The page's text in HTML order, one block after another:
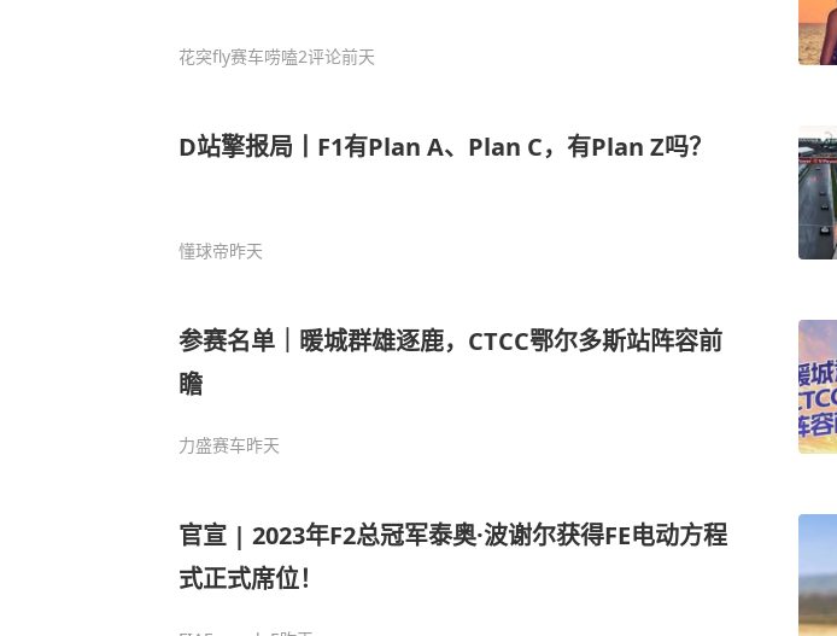
花突fly赛车唠嗑2评论前天
D站擎报局丨F1有Plan A、Plan C，有Plan Z吗？
懂球帝昨天
参赛名单｜暖城群雄逐鹿，CTCC鄂尔多斯站阵容前
瞻
力盛赛车昨天
官宣 | 2023年F2总冠军泰奥·波谢尔获得FE电动方程
式正式席位！